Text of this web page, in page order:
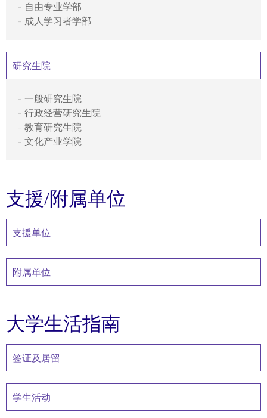
自由专业学部
成人学习者学部
研究生院
一般研究生院
行政经营研究生院
教育研究生院
文化产业学院
支援/附属单位
支援单位
附属单位
大学生活指南
签证及居留
学生活动